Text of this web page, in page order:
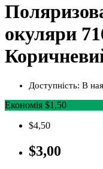
окуляри
Доступність: В
Економія $1,50
$4,50
$3,00